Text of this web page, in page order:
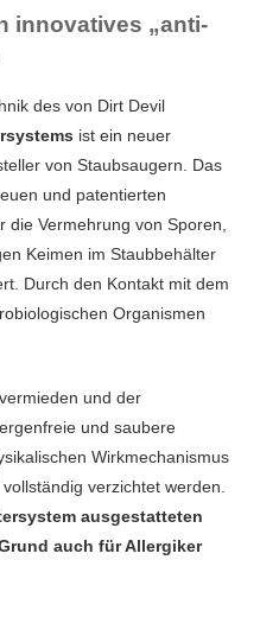
innovatives „anti-
des von Dirt Devil
ist ein neuer
von Staubsaugern. Das
und patentierten
Vermehrung von Sporen,
Keimen im Staubbehälter
Durch den Kontakt mit dem
Organismen
und der
und saubere
Wirkmechanismus
verzichtet werden.
ausgestatteten
auch für Allergiker